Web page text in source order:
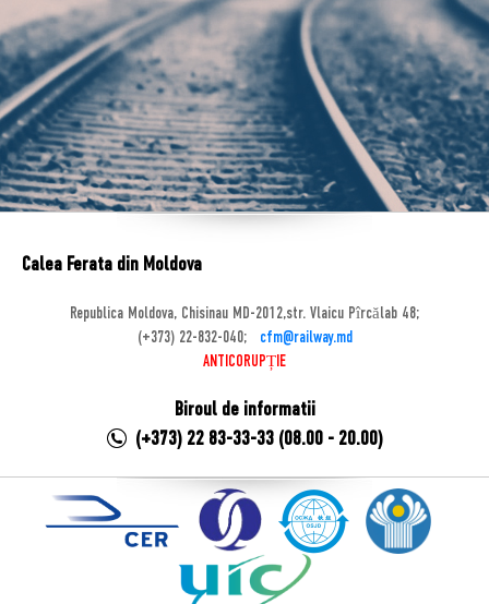
Calea Ferata din Moldova
Republica Moldova, Chisinau MD-2012,str. Vlaicu Pîrcălab 48;
(+373) 22-832-040;
cfm@railway.md
ANTICORUPȚIE
Biroul de informatii
(+373) 22 83-33-33 (08.00 - 20.00)